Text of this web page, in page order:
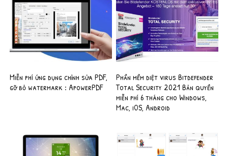
Miễn phí ứng dụng chỉnh sửa PDF,
gỡ bỏ watermark : ApowerPDF
Phần mềm diệt virus Bitdefender
Total Security 2021 Bản quyền
miễn phí 6 tháng cho Windows,
Mac, iOS, Android